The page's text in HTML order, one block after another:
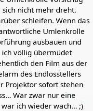
nicht mehr dreht.
schleifen. Wenn das
Umlenkrolle
ausbauen und
ich völlig übermüdet
den Film aus der
des Endlosstellers
Projektor sofort stehen
War zwar nur eine
ich wieder wach... ;)